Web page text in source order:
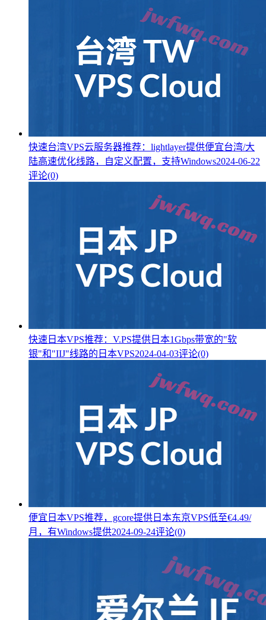
快速台湾VPS云服务器推荐：lightlayer提供便宜台湾/大
陆高速优化线路，自定义配置，支持Windows2024-06-22
评论(0)
快速日本VPS推荐：V.PS提供日本1Gbps带宽的"软
银"和"IIJ"线路的日本VPS2024-04-03评论(0)
便宜日本VPS推荐，gcore提供日本东京VPS低至€4.49/
月，有Windows提供2024-09-24评论(0)